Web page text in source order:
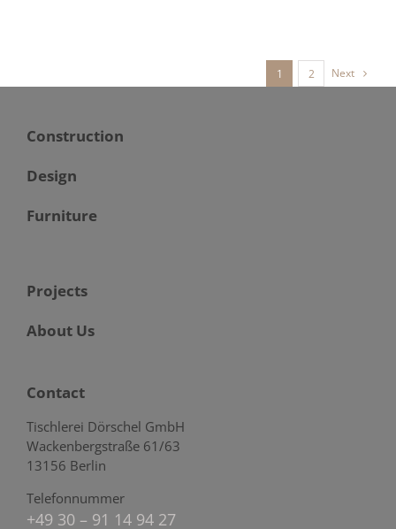
1 2 Next
Construction
Design
Furniture
Projects
About Us
Contact
Tischlerei Dörschel GmbH
Wackenbergstraße 61/63
13156 Berlin
Telefonnummer
+49 30 – 91 14 94 27